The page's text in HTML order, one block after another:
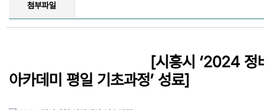
첨부파일
[시흥시 ‘2024 정
아카데미 평일 기초과정’ 성료]